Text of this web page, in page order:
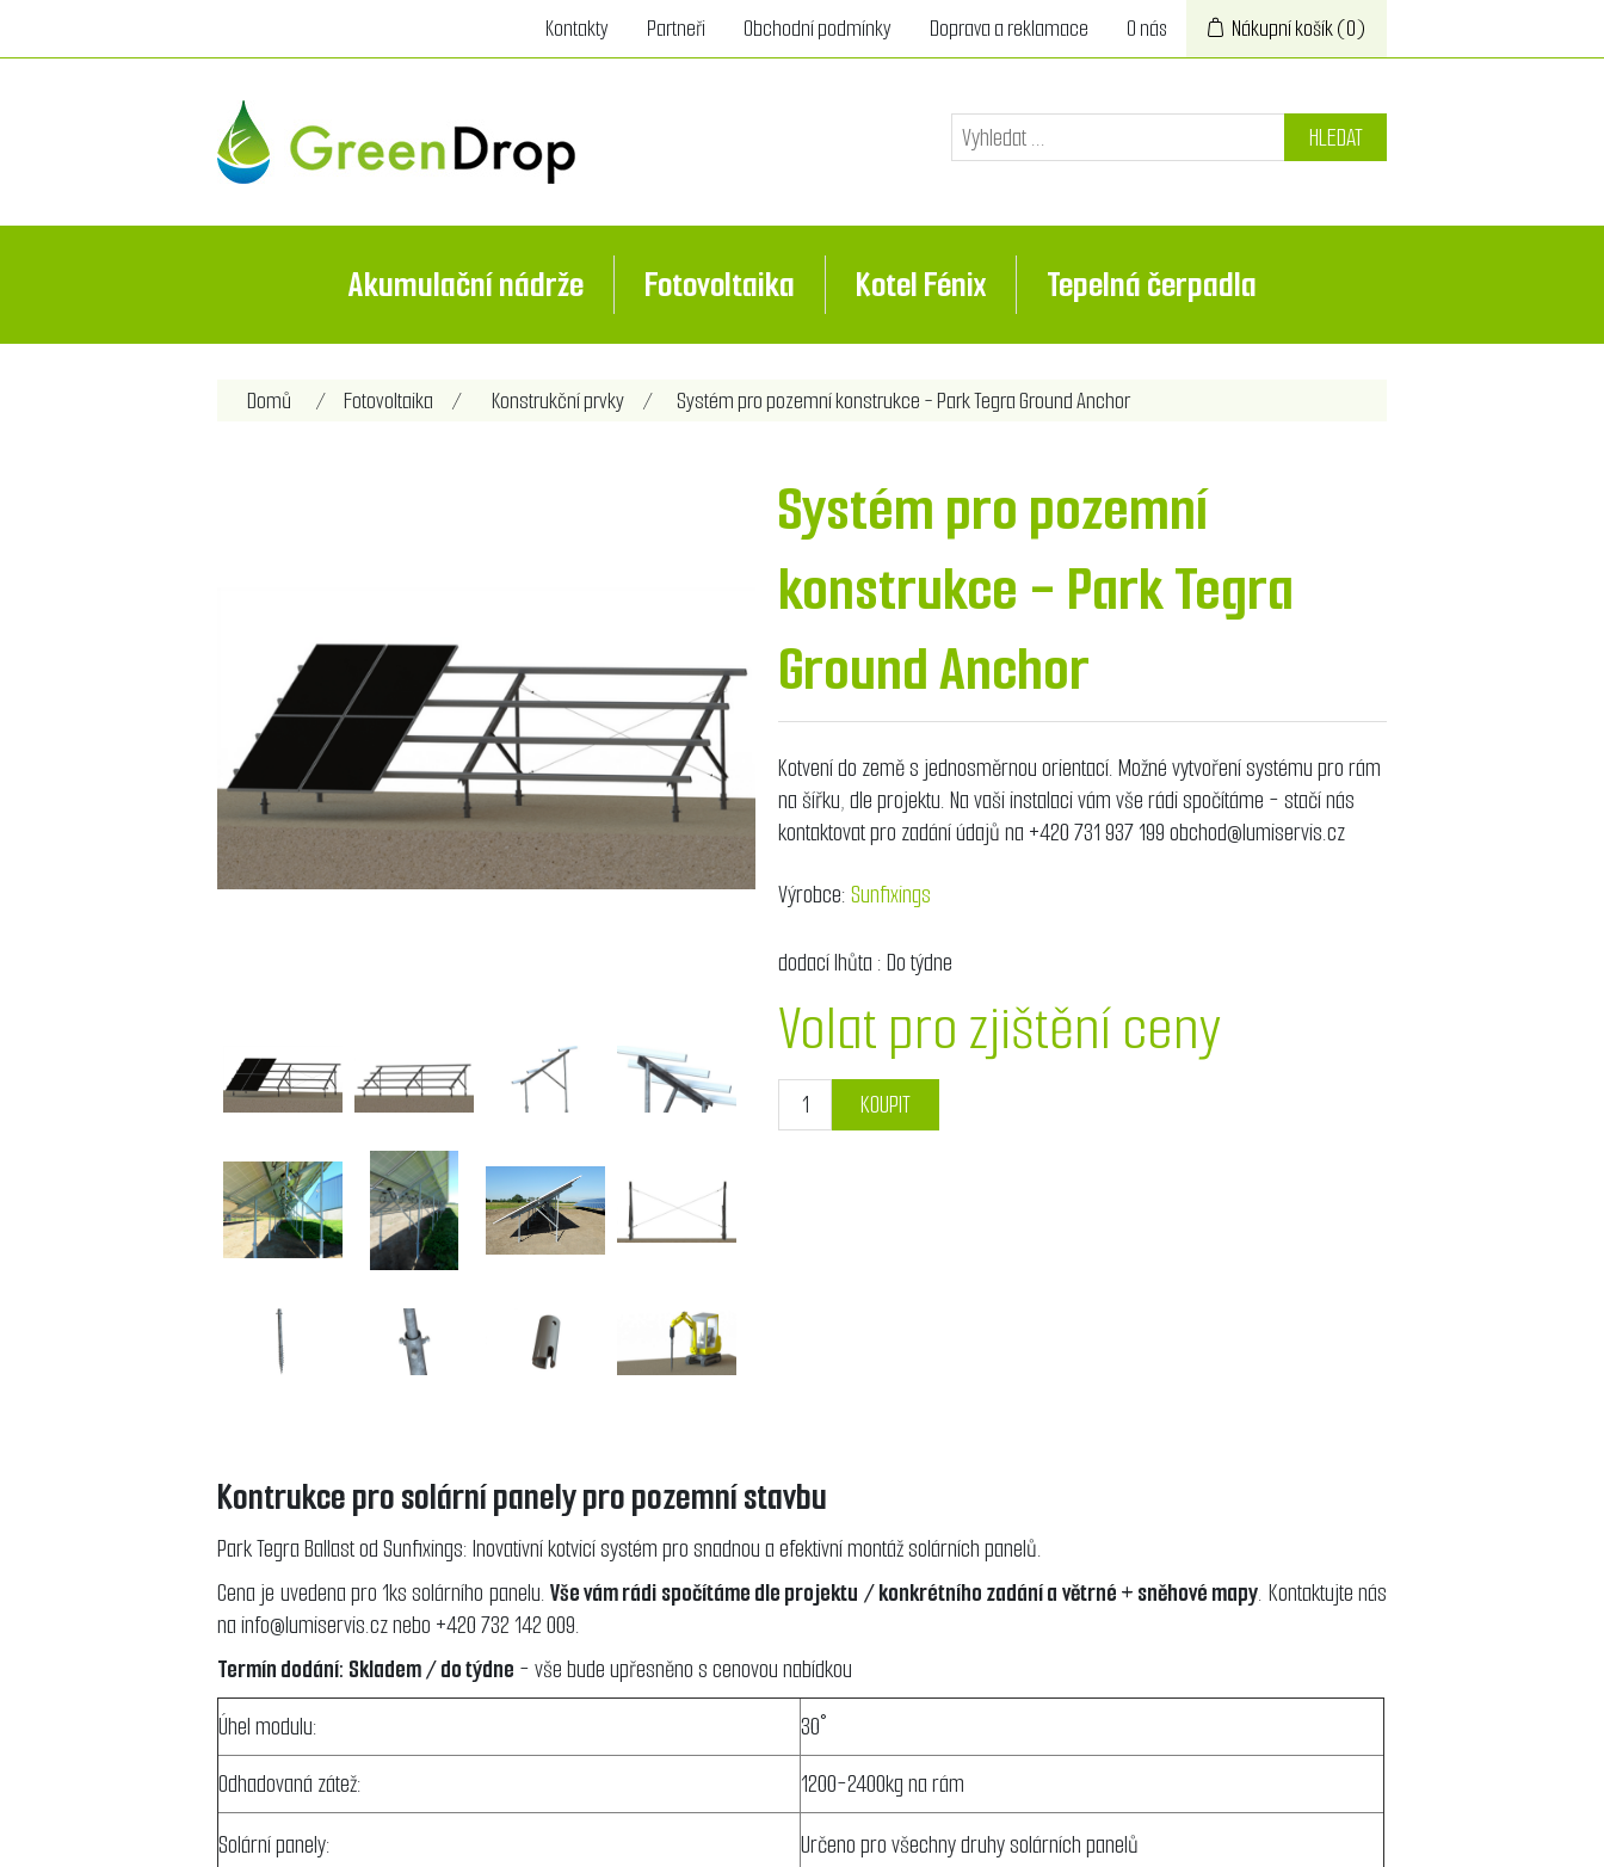
Kontakty Partneři Obchodní podmínky Doprava a reklamace O nás Nákupní košík(0)
HLEDAT
Akumulační nádrže Fotovoltaika Kotel Fénix Tepelná čerpadla
Domů / Fotovoltaika / Konstrukční prvky / Systém pro pozemní konstrukce - Park Tegra Ground Anchor
Systém pro pozemní
konstrukce - Park Tegra
Ground Anchor
Kotvení do země s jednosměrnou orientací. Možné vytvoření systému pro rám
na šířku, dle projektu. Na vaši instalaci vám vše rádi spočítáme - stačí nás
kontaktovat pro zadání údajů na +420 731 937 199 obchod@lumiservis.cz
Výrobce: Sunfixings
dodací lhůta : Do týdne
Volat pro zjištění ceny
KOUPIT
Kontrukce pro solární panely pro pozemní stavbu
Park Tegra Ballast od Sunfixings: Inovativní kotvicí systém pro snadnou a efektivní montáž solárních panelů.
Cena je uvedena pro 1ks solárního panelu.Vše vám rádi spočítáme dleprojektu / konkrétního zadání a větrné + sněhové mapy. Kontaktujte nás
nainfo@lumiservis.cznebo +420 732 142 009.
Termín dodání: Skladem / do týdne - vše bude upřesněno s cenovou nabídkou
Úhel modulu:
30°
Odhadovaná zátež:
1200-2400kg na rám
Solární panely:
Určeno pro všechny druhy solárních panelů
Název atributu